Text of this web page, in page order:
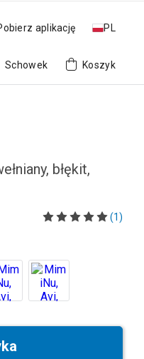
aplikację PL
Schowek Koszyk
błękit,
(1)